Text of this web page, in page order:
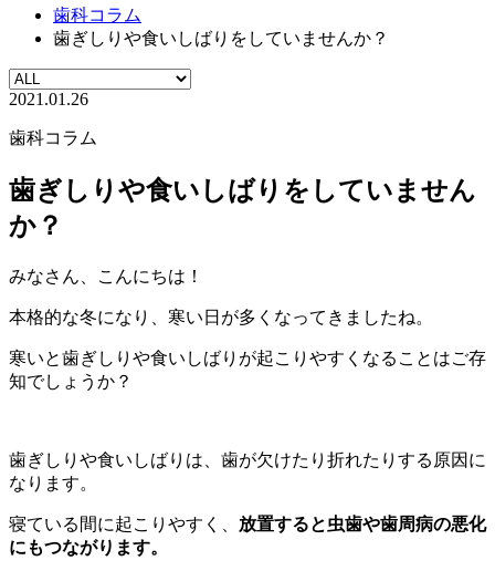
歯科コラム
歯ぎしりや食いしばりをしていませんか？
2021.01.26
歯科コラム
歯ぎしりや食いしばりをしていません
か？
みなさん、こんにちは！
本格的な冬になり、寒い日が多くなってきましたね。
寒いと歯ぎしりや食いしばりが起こりやすくなることはご存
知でしょうか？
歯ぎしりや食いしばりは、歯が欠けたり折れたりする原因に
なります。
寝ている間に起こりやすく、 放置すると虫歯や歯周病の悪化
にもつながります。